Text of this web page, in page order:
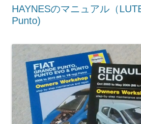
HAYNESのマニュアル（
Punto)